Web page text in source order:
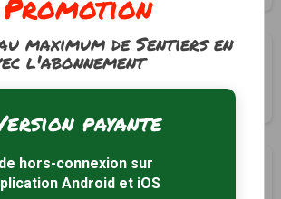
Eglises
(33)
maximum de Sentiers en
l'abonnement
payante
hors-connexion sur
Android et iOS